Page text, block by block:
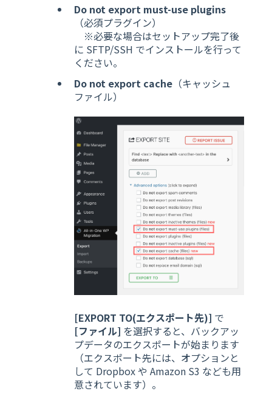
Do not export must-use plugins
（必須プラグイン）
※必要な場合はセットアップ完了後
に SFTP/SSH でインストールを行って
ください。
Do not export cache （キャッシュ
ファイル）
[EXPORT TO(エクスポート先)] で
[ファイル] を選択すると、バックアッ
プデータのエクスポートが始まります
（エクスポート先には、オプションと
して Dropbox や Amazon S3 なども用
意されています）。